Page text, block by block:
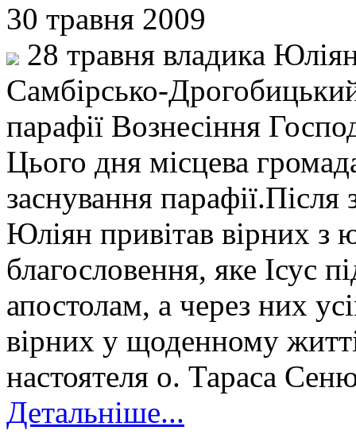
30 травня 2009
28 травня владика
Самбірсько-
парафії Вознесіння
Цього дня місцева
заснування парафії.Після
Юліян привітав вірних
благословення, яке Ісус
апостолам, а через них
вірних у щоденному
настоятеля о. Тараса
Детальніше...